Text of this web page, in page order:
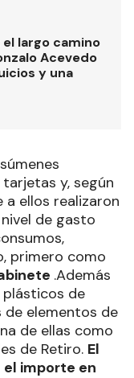
largo camino
Acevedo
y una
y, según
a ellos realizaron
de gasto
primero como
.Además
de
de elementos de
de ellas como
de Retiro. El
importe en